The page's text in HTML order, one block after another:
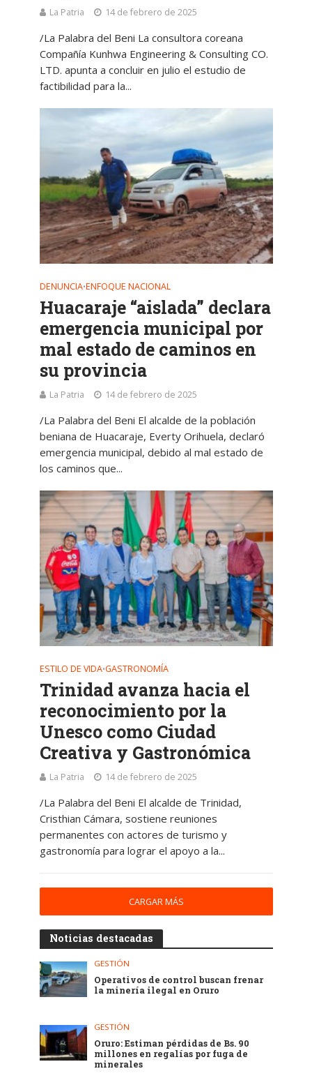
La Patria 14 de febrero de 2025
/La Palabra del Beni La consultora coreana
Compañía Kunhwa Engineering & Consulting CO.
LTD. apunta a concluir en julio el estudio de
factibilidad para la...
DENUNCIA•ENFOQUE NACIONAL
Huacaraje “aislada” declara
emergencia municipal por
mal estado de caminos en
su provincia
La Patria 14 de febrero de 2025
/La Palabra del Beni El alcalde de la población
beniana de Huacaraje, Everty Orihuela, declaró
emergencia municipal, debido al mal estado de
los caminos que...
ESTILO DE VIDA•GASTRONOMÍA
Trinidad avanza hacia el
reconocimiento por la
Unesco como Ciudad
Creativa y Gastronómica
La Patria 14 de febrero de 2025
/La Palabra del Beni El alcalde de Trinidad,
Cristhian Cámara, sostiene reuniones
permanentes con actores de turismo y
gastronomía para lograr el apoyo a la...
CARGAR MÁS
Noticias destacadas
GESTIÓN
Operativos de control buscan frenar
la minería ilegal en Oruro
GESTIÓN
Oruro: Estiman pérdidas de Bs. 90
millones en regalías por fuga de
minerales